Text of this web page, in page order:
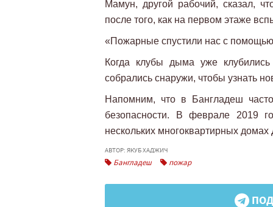
Мамун, другой рабочий, сказал,
после того, как на первом этаже
«Пожарные спустили нас с
Когда клубы дыма уже
собрались снаружи, чтобы узнать
Напомним, что в Бангладеш
безопасности. В феврале 2019
нескольких многоквартирных домах
АВТОР: ЯКУБ ХАДЖИЧ
Бангладеш пожар